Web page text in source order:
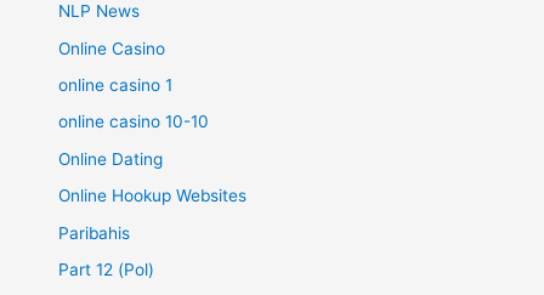
NLP News
Online Casino
online casino 1
online casino 10-10
Online Dating
Online Hookup Websites
Paribahis
Part 12 (Pol)